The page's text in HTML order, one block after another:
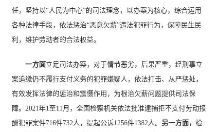
任，坚持以“人民为中心”的司法理念，以办案为核心，综合运用
各种法律手段，依法惩治“恶意欠薪”违法犯罪行为，保障民生民
利，维护劳动者的合法权益。
一方面立足司法办案，对于情节恶劣，后果严重，经刑事立
案追缴仍不履行支付义务的犯罪嫌疑人，依法打击、从严惩处，
有效发挥法律的惩治和震慑作用，为根治欠薪问题提供司法保
障。2021年1至11月，全国检察机关依法批准逮捕拒不支付劳动报
酬犯罪案件716件732人，提起公诉1256件1382人。 另一方面，检